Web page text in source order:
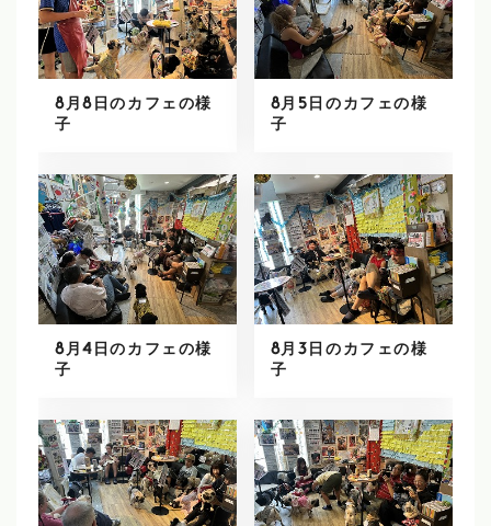
8月8日のカフェの様
子
8月5日のカフェの様
子
8月4日のカフェの様
子
8月3日のカフェの様
子